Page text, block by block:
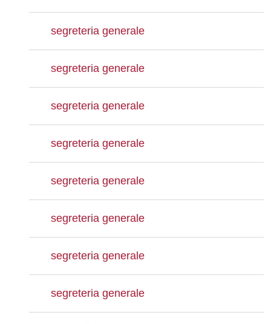
segreteria generale
segreteria generale
segreteria generale
segreteria generale
segreteria generale
segreteria generale
segreteria generale
segreteria generale